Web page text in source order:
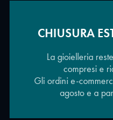
Copyright © 2026 -
CHIUSURA
La gioielleria
compresi e
Gli ordini e-
agosto e a